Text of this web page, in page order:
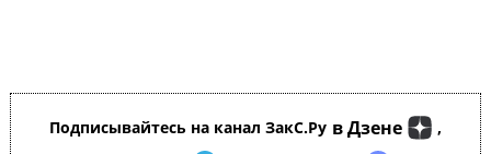
Подписывайтесь на канал ЗакС.Ру в Дзене ,